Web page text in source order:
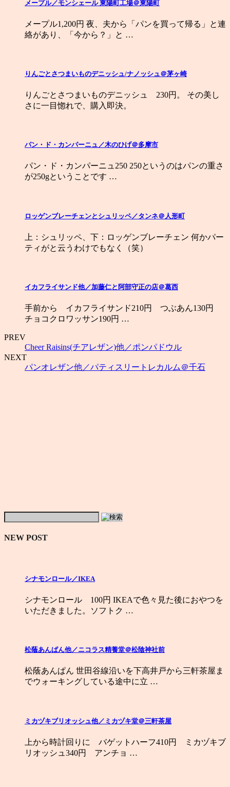
メープル／モンシェール 東陽町工場＠東陽町
メープル1,200円 夜、夫から「パンを買って帰る」と連
絡があり、「今から？」と …
りんごとさつまいものデニッシュ/ナノッシュ＠茅ヶ崎
りんごとさつまいものデニッシュ 230円。 その美し
さに一目惚れで、購入即決。
パン・ド・カンパーニュ／木のひげ＠多摩市
パン・ド・カンパーニュ250 250というのはパンの重さ
が250gということです …
ロッゲンブレーチェンとシュリッペ／タンネ＠人形町
上：シュリッペ、下：ロッゲンブレーチェン 何かパー
ティがと云うわけでもなく（笑）
イカフライサンド他／加藤仁と阿部守正の店＠葛西
手前から イカフライサンド210円 つぶあん130円
チョコクロワッサン190円 …
PREV
Cheer Raisins(チアレザン)他／ポンパドウル
NEXT
パンオレザン他／パティスリートレカルム＠千石
NEW POST
シナモンロール／IKEA
シナモンロール 100円 IKEAで色々見た後におやつを
いただきました。ソフトク …
松蔭あんぱん他／ニコラス精養堂＠松陰神社前
松蔭あんぱん 世田谷線沿いを下高井戸から三軒茶屋ま
でウォーキングしている途中に立 …
ミカヅキブリオッシュ他／ミカヅキ堂＠三軒茶屋
上から時計回りに バゲットハーフ410円 ミカヅキブ
リオッシュ340円 アンチョ …